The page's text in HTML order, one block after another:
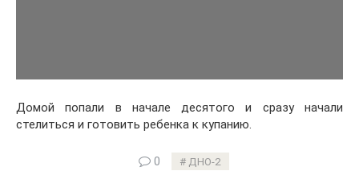
Домой попали в начале десятого и сразу начали
стелиться и готовить ребенка к купанию.
0 ДНО-2